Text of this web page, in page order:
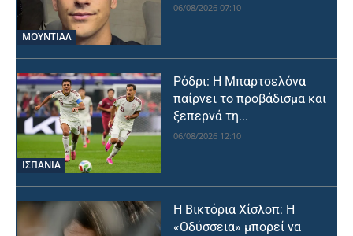
ΜΟΥΝΤΙΆΛ
06/08/2026 07:10
ΙΣΠΑΝΙΑ
Ρόδρι: Η Μπαρτσελόνα
παίρνει το προβάδισμα και
ξεπερνά τη...
06/08/2026 12:10
Η Βικτόρια Χίσλοπ: Η
«Οδύσσεια» μπορεί να